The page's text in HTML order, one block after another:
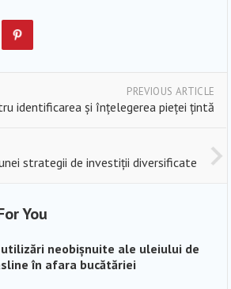
PREVIOUS ARTICLE
identificarea și înțelegerea pieței țintă
strategii de investiții diversificate
You
neobișnuite ale uleiului de
în afara bucătăriei